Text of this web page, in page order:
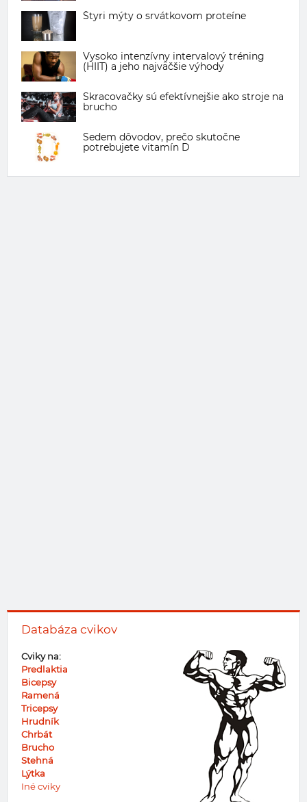
Štyri mýty o srvátkovom proteíne
Vysoko intenzívny intervalový tréning
(HIIT) a jeho najväčšie výhody
Skracovačky sú efektívnejšie ako stroje na
brucho
Sedem dôvodov, prečo skutočne
potrebujete vitamín D
Databáza cvikov
Cviky na:
Predlaktia
Bicepsy
Ramená
Tricepsy
Hrudník
Chrbát
Brucho
Stehná
Lýtka
Iné cviky